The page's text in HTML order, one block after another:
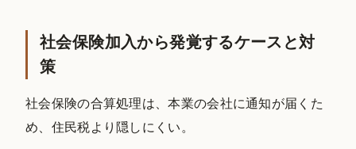
社会保険加入から発覚するケースと対
策
社会保険の合算処理は、本業の会社に通知が届くた
め、住民税より隠しにくい。